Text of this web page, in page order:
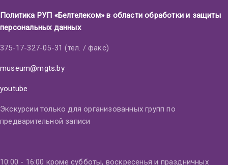
Политика РУП «Белтелеком» в области обработки и защиты
персональных данных
375-17-327-05-31 (тел. / факс)
museum@mgts.by
youtube
Экскурсии только для организованных групп по
предварительной записи
10:00 - 16:00 кроме субботы, воскресенья и праздничных